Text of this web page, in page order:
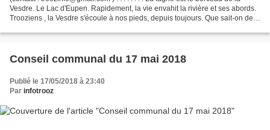
Vesdre. Le Lac d'Eupen. Rapidement, la vie envahit la rivière et ses abords.
Trooziens , la Vesdre s'écoule à nos pieds, depuis toujours. Que sait-on de
Conseil communal du 17 mai 2018
Publié le 17/05/2018 à 23:40
Par infotrooz